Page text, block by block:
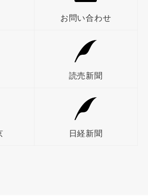
お問い合わせ
読売新聞
日経新聞